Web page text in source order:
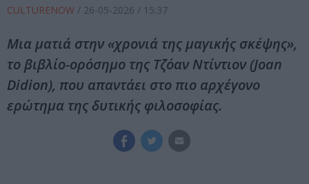
CULTURENOW / 26-05-2026 / 15:37
Μια ματιά στην «χρονιά της μαγικής σκέψης»,
το βιβλίο-ορόσημο της Τζόαν Ντίντιον (Joan
Didion), που απαντάει στο πιο αρχέγονο
ερώτημα της δυτικής φιλοσοφίας.